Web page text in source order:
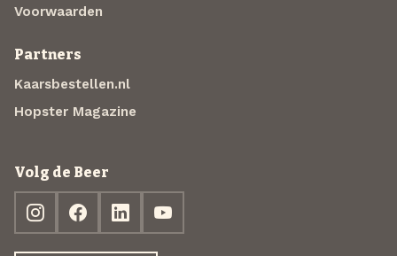
Voorwaarden
Partners
Kaarsbestellen.nl
Hopster Magazine
Volg de Beer